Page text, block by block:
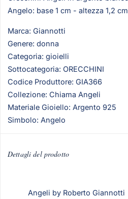
Angelo: base 1 cm - altezza 1,2 cm
Marca: Giannotti
Genere: donna
Categoria: gioielli
Sottocategoria: ORECCHINI
Codice Produttore: GIA366
Collezione: Chiama Angeli
Materiale Gioiello: Argento 925
Simbolo: Angelo
Dettagli del prodotto
Angeli by Roberto Giannotti